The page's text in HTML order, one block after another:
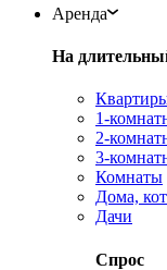
Аренда
На
1-
2-
3-
Комнаты
Дома,
Дачи
Спрос